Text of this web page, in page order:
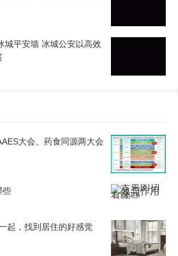
城平安墙 冰城公安以高效
大会、药食同源两大会
些
起，找到居住的好感觉